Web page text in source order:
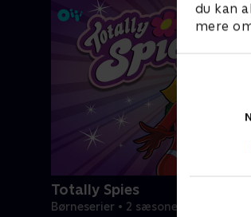
du kan
mere
Totally Spies
Børneserier • 2 sæsoner